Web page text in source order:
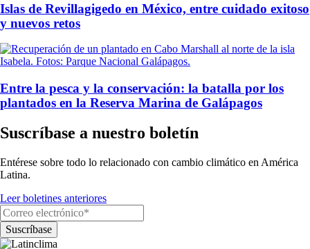
Islas de Revillagigedo en México, entre cuidado exitoso
y nuevos retos
Entre la pesca y la conservación: la batalla por los
plantados en la Reserva Marina de Galápagos
Suscríbase a nuestro boletín
Entérese sobre todo lo relacionado con cambio climático en América
Latina.
Leer boletines anteriores